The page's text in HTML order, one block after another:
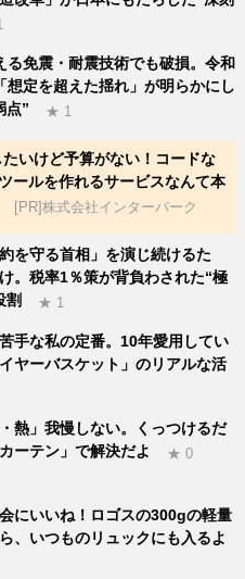
る免震・耐震技術でも破損。令和
想定を超えた揺れ」が明らかにし
点”
★ 1
いけど予算がない！コードな
ールを作れるサービスなんて本
[PR]株式会社インターパーク
を守る首相」を演じ続けるた
。税率1％策が背負わされた“極
割
★ 1
手な私の定番。10年愛用してい
ヤーバスケット」のリアルな活
熱」我慢しない。くっつけるだ
ーテン」で解決だよ
★ 0
にいいね！ロゴスの300gの軽量
、いつものリュックにも入るよ